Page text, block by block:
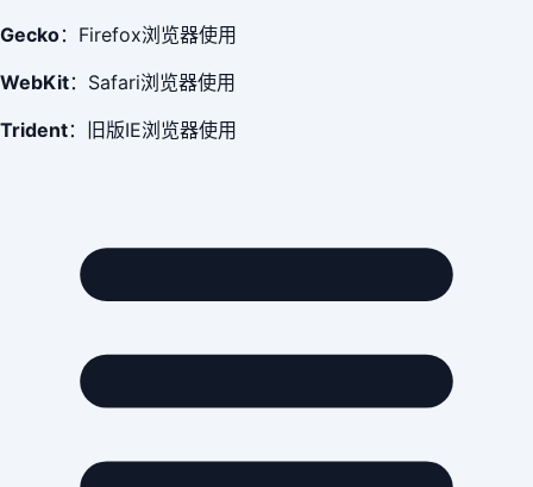
Gecko：Firefox浏览器使用
WebKit：Safari浏览器使用
Trident：旧版IE浏览器使用